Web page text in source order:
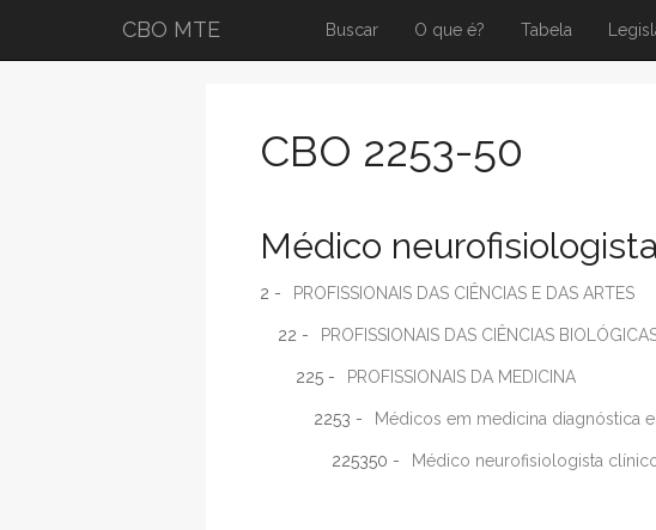
CBO MTE Buscar O que é? Tabela
CBO 2253-50
Médico
2 - PROFISSIONAIS DAS CIÊNCIAS E DAS ARTES
22 - PROFISSIONAIS DAS CIÊNCIAS
225 - PROFISSIONAIS DA MEDICINA
2253 - Médicos em medicina diagnóstica
225350 - Médico neurofisiologista